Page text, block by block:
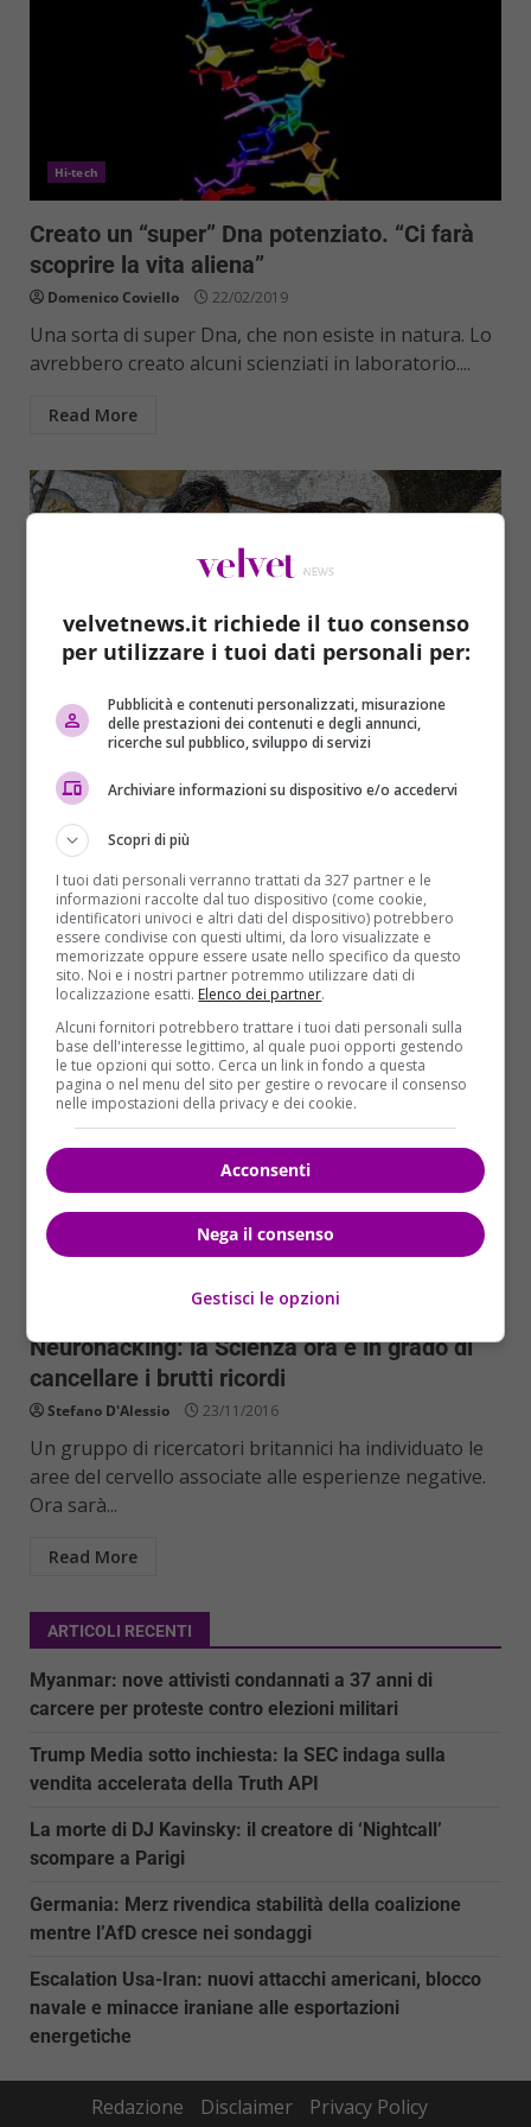
Hi-tech
Creato un “super” Dna potenziato. “Ci farà
scoprire la vita aliena”
Domenico Coviello 22/02/2019
Una sorta di super Dna, che non esiste in natura. Lo
avrebbero creato alcuni scienziati in laboratorio....
Read More
Cultura e Spettacolo Primo Piano
Alessandro Magno sepolto ancora vivo:
scoperta shock sulla sua morte
Domenico Coviello
Nuovi stupefacenti scenari si aprono sulla morte di
Alessandro Magno, uno dei più grandi condottieri di
tutti...
Read More
Neurohacking: la Scienza ora è in grado di
cancellare i brutti ricordi
Stefano D'Alessio 23/11/2016
Un gruppo di ricercatori britannici ha individuato le
aree del cervello associate alle esperienze negative.
Ora sarà...
Read More
ARTICOLI RECENTI
Myanmar: nove attivisti condannati a 37 anni di
carcere per proteste contro elezioni militari
Trump Media sotto inchiesta: la SEC indaga sulla
vendita accelerata della Truth API
La morte di DJ Kavinsky: il creatore di ‘Nightcall’
scompare a Parigi
Germania: Merz rivendica stabilità della coalizione
mentre l’AfD cresce nei sondaggi
Escalation Usa-Iran: nuovi attacchi americani, blocco
navale e minacce iraniane alle esportazioni
energetiche
Redazione Disclaimer Privacy Policy
velvetnews.it richiede il tuo consenso
per utilizzare i tuoi dati personali per:
Pubblicità e contenuti personalizzati, misurazione
delle prestazioni dei contenuti e degli annunci,
ricerche sul pubblico, sviluppo di servizi
Archiviare informazioni su dispositivo e/o accedervi
Scopri di più
I tuoi dati personali verranno trattati da 327 partner e le
informazioni raccolte dal tuo dispositivo (come cookie,
identificatori univoci e altri dati del dispositivo) potrebbero
essere condivise con questi ultimi, da loro visualizzate e
memorizzate oppure essere usate nello specifico da questo
sito. Noi e i nostri partner potremmo utilizzare dati di
localizzazione esatti. Elenco dei partner.
Alcuni fornitori potrebbero trattare i tuoi dati personali sulla
base dell'interesse legittimo, al quale puoi opporti gestendo
le tue opzioni qui sotto. Cerca un link in fondo a questa
pagina o nel menu del sito per gestire o revocare il consenso
nelle impostazioni della privacy e dei cookie.
Acconsenti
Nega il consenso
Gestisci le opzioni